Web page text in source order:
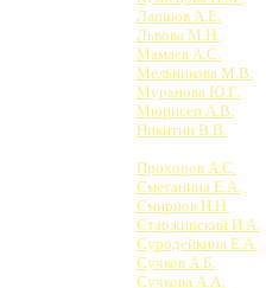
Лапшов А.Е.
Львова М.Н.
Мамаев А.С.
Мельникова М.В.
Муранова Ю.Г.
Мюрисеп А.В.
Никитин В.В.
Прохоров А.С.
Сметанина Е.А.
Смирнов Н.Н.
Старжинский И.А.
Суродейкина Е.А.
Сучков А.Б.
Сучкова А.А.